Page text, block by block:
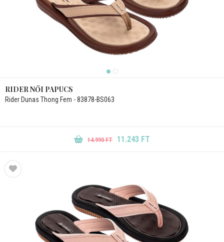
RIDER NŐI PAPUCS
Rider Dunas Thong Fem - 83878-BS063
14.990 FT 11.243 FT